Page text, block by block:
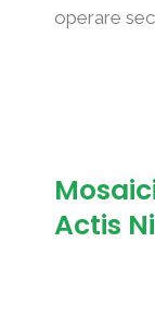
operare
Actis